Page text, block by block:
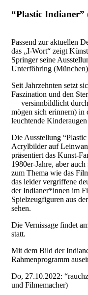
“Plastic Indianer”
Passend zur aktuellen
das „I-Wort“ zeigt
Springer seine
Unterföhring
Seit Jahrzehnten setzt
Faszination und den
— versinnbildlicht durch
mögen sich erinnern) in
leuchtende
Die Ausstellung
Acrylbilder auf
präsentiert das Kunst-
1980er-Jahre, aber
zum Thema wie das
das leider vergriffene
der Indianer*innen im
Spielzeugfiguren aus
sehen.
Die Vernissage findet
statt.
Mit dem Bild der
Rahmenprogramm
Do, 27.10.2022:
und Filmemacher)